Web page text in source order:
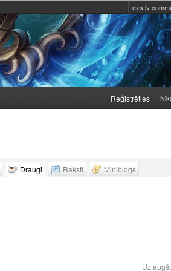
exs.lv
Reģistrēties
Draugi Raksti Miniblogs
Uz